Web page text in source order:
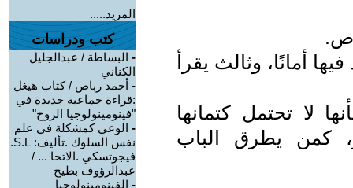
أمانًا، وثالث يقرأ
لا تحتمل كتمانها
كمن يطرق الباب
المزيد.....
كتب ودراسات
- البساطة / عبدالجليل
الكناني
- أحمد رباص / كتاب هيغل
:قراءة جماعية جديدة في
"فينومينولوجيا الروح"
- الوعي كمشكلة في علم
نفس السلوك .تأليف: S.L.
فيجوتسكي .الاتحا ... /
عبدالرؤوف بطيخ
- الفينومينولوجيا